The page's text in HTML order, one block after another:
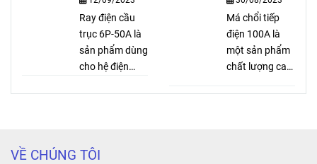
tiếng và được
khách hàng
đánh giá cao về
mặt chất
quả, mang lại
lợi ích và tiện
ích cho người
sử dụng.
điện gì?
Ray điện cầu
trục 6P-50A là
sản phẩm dùng
cho hệ điện
phẩm mang lại
Má chổi tiếp
điện 100A là
một sản phẩm
chất lượng cao,
VỀ CHÚNG TÔI